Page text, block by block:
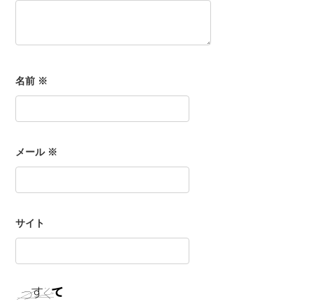
名前 ※
メール ※
サイト